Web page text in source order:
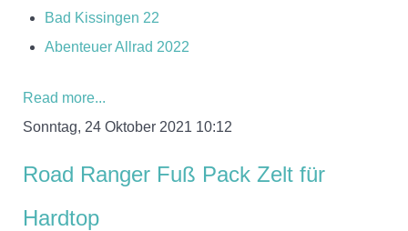
Bad Kissingen 22
Abenteuer Allrad 2022
Read more...
Sonntag, 24 Oktober 2021 10:12
Road Ranger Fuß Pack Zelt für
Hardtop